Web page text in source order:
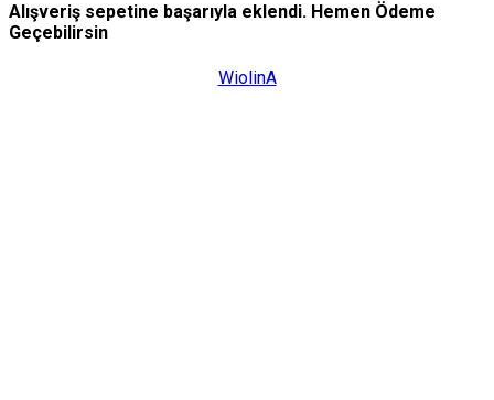
Alışveriş sepetine başarıyla eklendi. Hemen Ödeme
Geçebilirsin
WiolinA